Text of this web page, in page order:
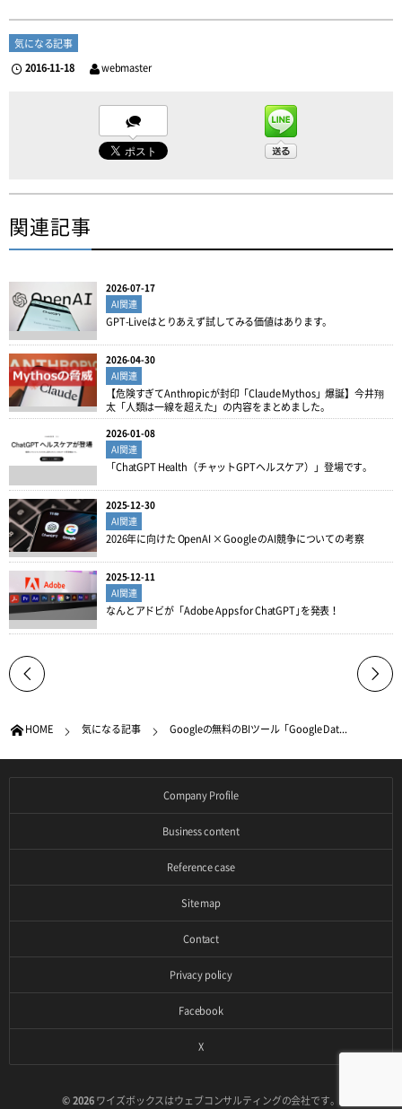
気になる記事
2016-11-18
webmaster
関連記事
2026-07-17
AI関連
GPT-Liveはとりあえず試してみる価値はあります。
2026-04-30
AI関連
【危険すぎてAnthropicが封印「Claude Mythos」爆誕】今井翔
太「人類は一線を超えた」の内容をまとめました。
2026-01-08
AI関連
「ChatGPT Health（チャットGPTヘルスケア）」登場です。
2025-12-30
AI関連
2026年に向けた OpenAI × Google のAI競争についての考察
2025-12-11
AI関連
なんとアドビが「Adobe Apps for ChatGPT｣を発表！
HOME 気になる記事 Googleの無料のBIツール「Google Dat...
Company Profile
Business content
Reference case
Site map
Contact
Privacy policy
Facebook
X
© 2026ワイズボックスはウェブコンサルティングの会社です。